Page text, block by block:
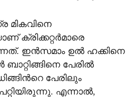
മികവിനെ
ക്രിക്കറ്റർമാരെ
ഇൻസമാം ഉൽ ഹക്കിനെ
പേരിൽ
പേരിലും
എന്നാൽ,